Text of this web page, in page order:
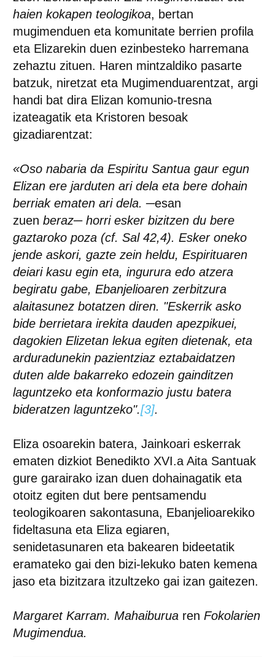
haien kokapen teologikoa, bertan
mugimenduen eta komunitate berrien profila
eta Elizarekin duen ezinbesteko harremana
zehaztu zituen. Haren mintzaldiko pasarte
batzuk, niretzat eta Mugimenduarentzat, argi
handi bat dira Elizan komunio-tresna
izateagatik eta Kristoren besoak
gizadiarentzat:
«Oso nabaria da Espiritu Santua gaur egun
Elizan ere jarduten ari dela eta bere dohain
berriak ematen ari dela. ─esan
zuen beraz─horri esker bizitzen du bere
gaztaroko poza (cf. Sal 42,4). Esker oneko
jende askori, gazte zein heldu, Espirituaren
deiari kasu egin eta, ingurura edo atzera
begiratu gabe, Ebanjelioaren zerbitzura
alaitasunez botatzen diren. "Eskerrik asko
bide berrietara irekita dauden apezpikuei,
dagokien Elizetan lekua egiten dietenak, eta
arduradunekin pazientziaz eztabaidatzen
duten alde bakarreko edozein gainditzen
laguntzeko eta konformazio justu batera
bideratzen laguntzeko".[3].
Eliza osoarekin batera, Jainkoari eskerrak
ematen dizkiot Benedikto XVI.a Aita Santuak
gure garairako izan duen dohainagatik eta
otoitz egiten dut bere pentsamendu
teologikoaren sakontasuna, Ebanjelioarekiko
fideltasuna eta Eliza egiaren,
senidetasunaren eta bakearen bideetatik
eramateko gai den bizi-lekuko baten kemena
jaso eta bizitzara itzultzeko gai izan gaitezen.
Margaret Karram. Mahaiburua ren Fokolarien
Mugimendua.